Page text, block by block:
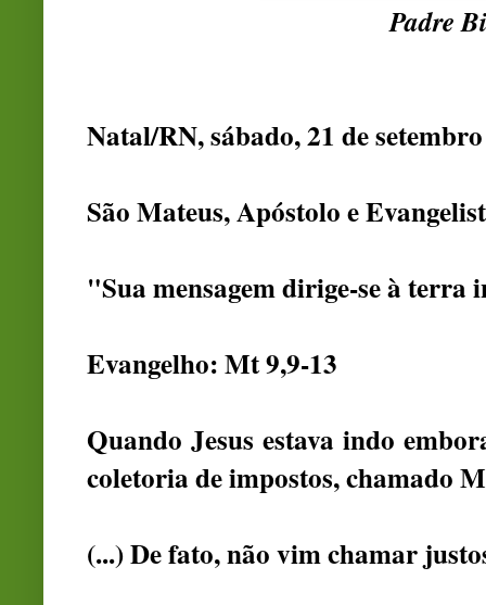
Padre
Natal/RN, sábado, 21 de
São Mateus, Apóstolo e
"Sua mensagem dirige-se à
Evangelho: Mt 9,9-13
Quando Jesus estava indo
coletoria de impostos, chamado
(...) De fato, não vim chamar